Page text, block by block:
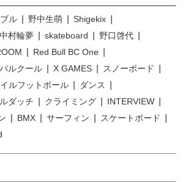
ル 野中生萌
Shigekix
中村輪夢 skateboard
野口啓代
Red Bull BC One
パルクール X GAMES
スノーボード
ルフットボール
ダンス
ダッチ クライミング
INTERVIEW
BMX サーフィン
スケートボード